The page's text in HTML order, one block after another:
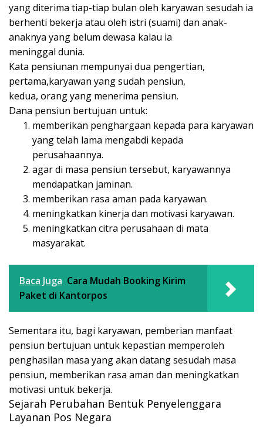
yang diterima tiap-tiap bulan oleh karyawan sesudah ia
berhenti bekerja atau oleh istri (suami) dan anak-
anaknya yang belum dewasa kalau ia
meninggal dunia.
Kata pensiunan mempunyai dua pengertian,
pertama,karyawan yang sudah pensiun,
kedua, orang yang menerima pensiun.
Dana pensiun bertujuan untuk:
memberikan penghargaan kepada para karyawan
yang telah lama mengabdi kepada
perusahaannya.
agar di masa pensiun tersebut, karyawannya
mendapatkan jaminan.
memberikan rasa aman pada karyawan.
meningkatkan kinerja dan motivasi karyawan.
meningkatkan citra perusahaan di mata
masyarakat.
Baca Juga Cara Mudah Booking Kirim
Paket di Kantorpos
Sementara itu, bagi karyawan, pemberian manfaat
pensiun bertujuan untuk kepastian memperoleh
penghasilan masa yang akan datang sesudah masa
pensiun, memberikan rasa aman dan meningkatkan
motivasi untuk bekerja.
Sejarah Perubahan Bentuk Penyelenggara
Layanan Pos Negara